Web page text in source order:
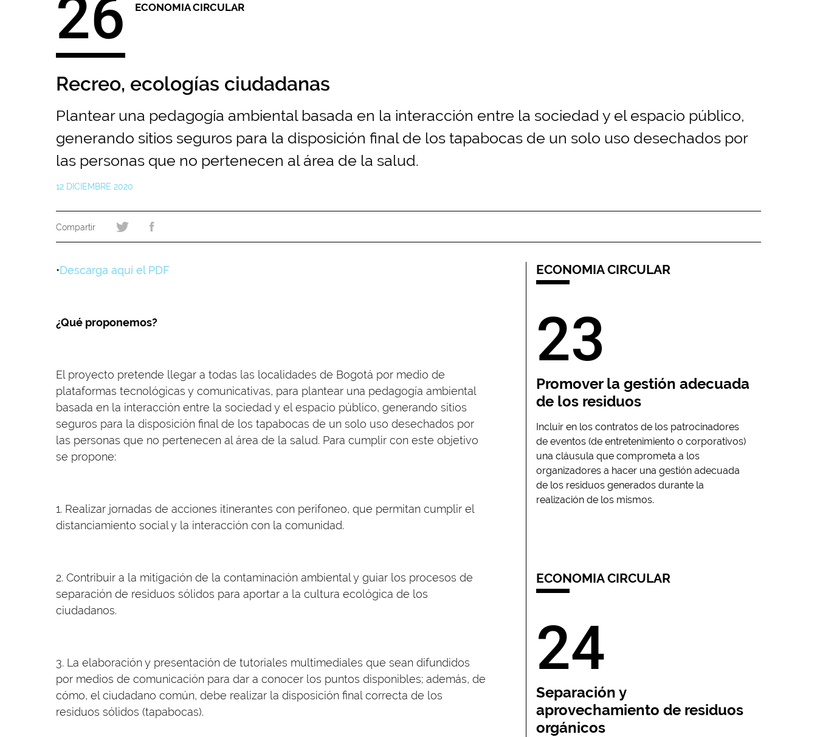
26 ECONOMIA CIRCULAR
Recreo, ecologías ciudadanas
Plantear una pedagogía ambiental basada en la interacción entre la sociedad y el espacio público,
generando sitios seguros para la disposición final de los tapabocas de un solo uso desechados por
las personas que no pertenecen al área de la salud.
12 DICIEMBRE 2020
•Descarga aquí el PDF
¿Qué proponemos?
El proyecto pretende llegar a todas las localidades de Bogotá por medio de
plataformas tecnológicas y comunicativas, para plantear una pedagogía ambiental
basada en la interacción entre la sociedad y el espacio público, generando sitios
seguros para la disposición final de los tapabocas de un solo uso desechados por
las personas que no pertenecen al área de la salud. Para cumplir con este objetivo
se propone:
1. Realizar jornadas de acciones itinerantes con perifoneo, que permitan cumplir el
distanciamiento social y la interacción con la comunidad.
2. Contribuir a la mitigación de la contaminación ambiental y guiar los procesos de
separación de residuos sólidos para aportar a la cultura ecológica de los
ciudadanos.
3. La elaboración y presentación de tutoriales multimediales que sean difundidos
por medios de comunicación para dar a conocer los puntos disponibles; además, de
cómo, el ciudadano común, debe realizar la disposición final correcta de los
residuos sólidos (tapabocas).
ECONOMIA CIRCULAR
23
Promover la gestión adecuada
de los residuos
Incluir en los contratos de los patrocinadores
de eventos (de entretenimiento o corporativos)
una cláusula que comprometa a los
organizadores a hacer una gestión adecuada
de los residuos generados durante la
realización de los mismos.
ECONOMIA CIRCULAR
24
Separación y
aprovechamiento de residuos
orgánicos